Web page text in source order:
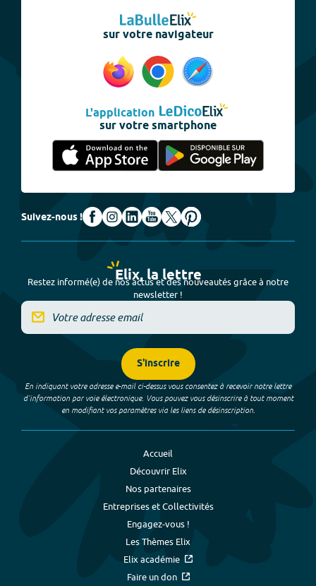
sur votre navigateur
L'application
sur votre smartphone
Suivez-nous !
Elix, la lettre
Restez informé(e) de nos actus et des nouveautés grâce à notre
newsletter !
S'inscrire
En indiquant votre adresse e-mail ci-dessus vous consentez à recevoir notre lettre
d’information par voie électronique. Vous pouvez vous désinscrire à tout moment
en modifiant vos paramètres via les liens de désinscription.
Accueil
Découvrir Elix
Nos partenaires
Entreprises et Collectivités
Engagez-vous !
Les Thèmes Elix
Elix académie
Faire un don